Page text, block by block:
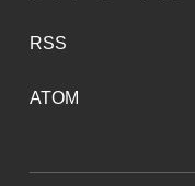
RSS
ATOM